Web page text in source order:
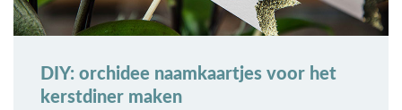
DIY: orchidee naamkaartjes voor het
kerstdiner maken